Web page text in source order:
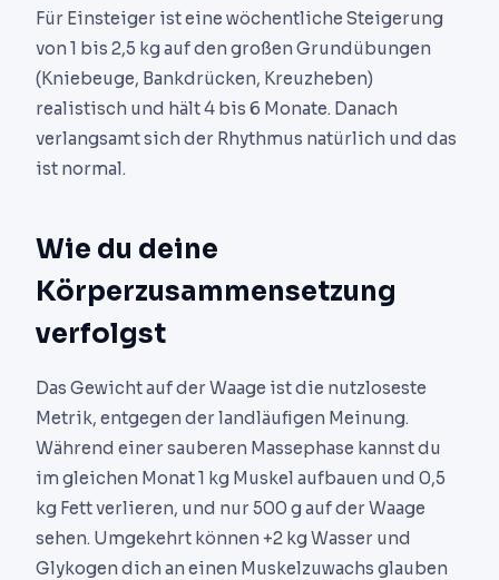
Für Einsteiger ist eine wöchentliche Steigerung
von 1 bis 2,5 kg auf den großen Grundübungen
(Kniebeuge, Bankdrücken, Kreuzheben)
realistisch und hält 4 bis 6 Monate. Danach
verlangsamt sich der Rhythmus natürlich und das
ist normal.
Wie du deine
Körperzusammensetzung
verfolgst
Das Gewicht auf der Waage ist die nutzloseste
Metrik, entgegen der landläufigen Meinung.
Während einer sauberen Massephase kannst du
im gleichen Monat 1 kg Muskel aufbauen und 0,5
kg Fett verlieren, und nur 500 g auf der Waage
sehen. Umgekehrt können +2 kg Wasser und
Glykogen dich an einen Muskelzuwachs glauben